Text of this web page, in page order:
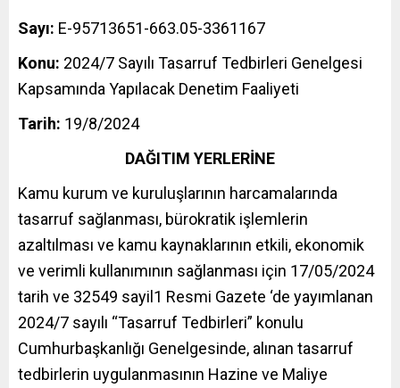
Sayı: E-95713651-663.05-3361167
Konu: 2024/7 Sayılı Tasarruf Tedbirleri Genelgesi
Kapsamında Yapılacak Denetim Faaliyeti
Tarih: 19/8/2024
DAĞITIM YERLERİNE
Kamu kurum ve kuruluşlarının harcamalarında
tasarruf sağlanması, bürokratik işlemlerin
azaltılması ve kamu kaynaklarının etkili, ekonomik
ve verimli kullanımının sağlanması için 17/05/2024
tarih ve 32549 sayil1 Resmi Gazete ‘de yayımlanan
2024/7 sayılı “Tasarruf Tedbirleri” konulu
Cumhurbaşkanlığı Genelgesinde, alınan tasarruf
tedbirlerin uygulanmasının Hazine ve Maliye